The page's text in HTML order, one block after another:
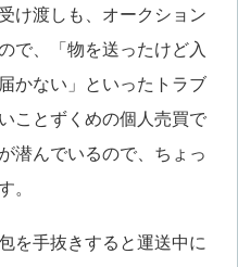
け渡しも、オークション
で、「物を送ったけど入
かない」といったトラブ
ことずくめの個人売買で
潜んでいるので、ちょっ
。
を手抜きすると運送中に